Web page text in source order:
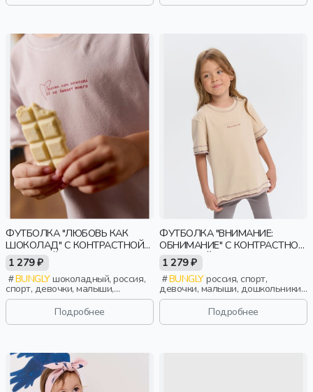
ФУТБОЛКА "ЛЮБОВЬ КАК
ШОКОЛАД" С КОНТРАСТНОЙ
ОТДЕЛКОЙ
1 279 ₽
BUNGLYшоколадный, россия,
спорт, девочки, малыши,
дошкольники, дети
Подробнее
ФУТБОЛКА "ВНИМАНИЕ:
ОБНИМАНИЕ" С КОНТРАСТНОЙ
ОТДЕЛКОЙ
1 279 ₽
BUNGLYроссия, спорт,
девочки, малыши, дошкольники,
дети
Подробнее